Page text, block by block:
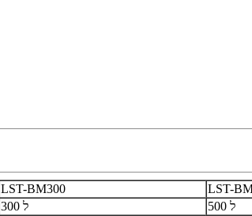
LST-BM300 LST-
300 ל 500 ל